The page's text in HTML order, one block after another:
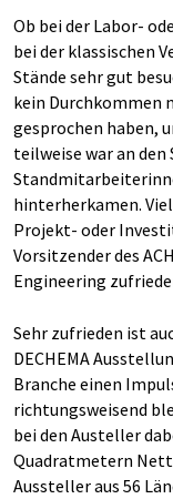
Ob bei der Labor-
bei der klassischen
Stände sehr gut
kein Durchkommen
gesprochen haben,
teilweise war an den
hinterherkamen.
Projekt- oder
Vorsitzender des
Engineering
Sehr zufrieden ist
DECHEMA
Branche einen
richtungsweisend
bei den Austeller
Quadratmetern
Aussteller aus 56